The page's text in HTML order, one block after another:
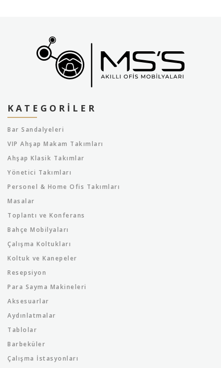
KATEGORILER
Bar Sandalyeleri
VIP Ahşap Makam Takımları
Ahşap Klasik Takımlar
Yönetici Takımları
Personel & Home Ofis Takımları
Masalar
Toplantı ve Konferans
Bahçe Mobilyaları
Çalışma Koltukları
Koltuk ve Kanepeler
Resepsiyon
Para Sayma Makineleri
Aksesuarlar
Aydınlatmalar
Tablolar
Barbeküler
Çalışma İstasyonları